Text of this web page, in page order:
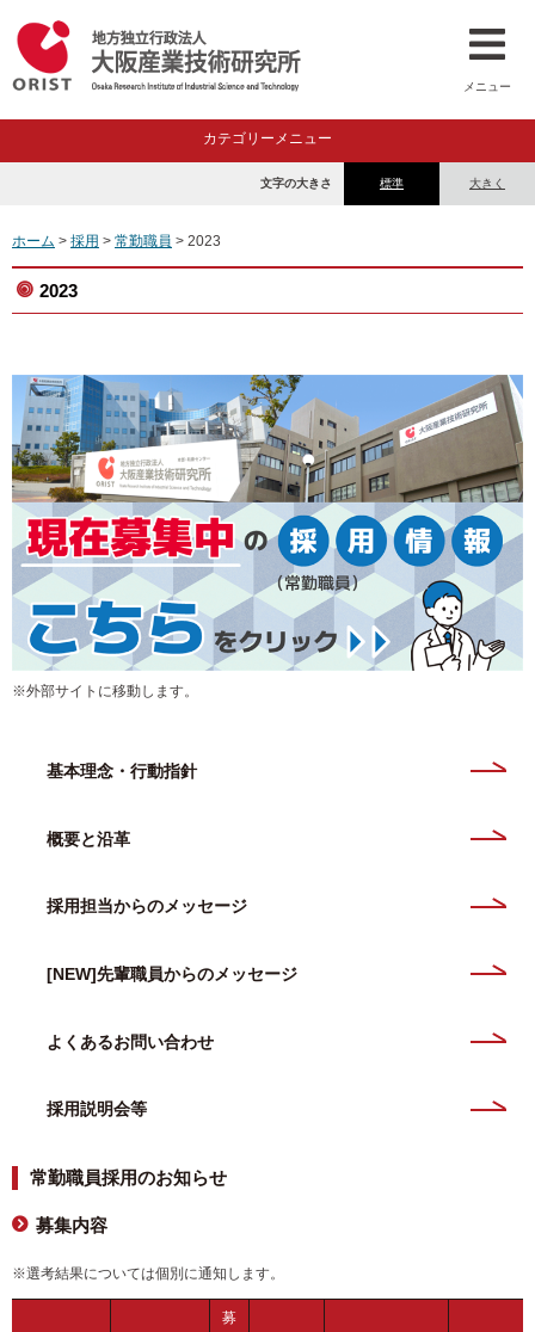
メニュー
カテゴリーメニュー
標準 大きく
文字の大きさ
ホーム > 採用 > 常勤職員 > 2023
2023
※外部サイトに移動します。
基本理念・行動指針
概要と沿革
採用担当からのメッセージ
[NEW]先輩職員からのメッセージ
よくあるお問い合わせ
採用説明会等
常勤職員採用のお知らせ
募集内容
※選考結果については個別に通知します。
募